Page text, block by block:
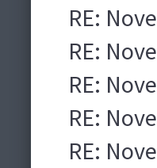
RE:
RE:
RE:
RE:
RE: